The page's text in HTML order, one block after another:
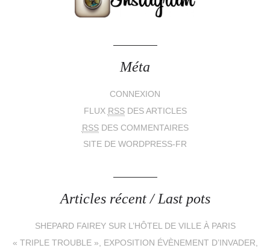
Méta
CONNEXION
FLUX RSSDES ARTICLES
RSSDES COMMENTAIRES
SITE DE WORDPRESS-FR
Articles récent / Last pots
SHEPARD FAIREY SUR L’HÔTEL DE VILLE À PARIS
« TRIPLE TROUBLE », EXPOSITION ÉVÈNEMENT D’INVADER,